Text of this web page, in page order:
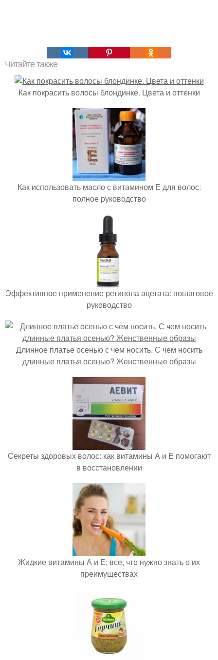
Читайте также
Как покрасить волосы блондинке. Цвета и оттенки
Как использовать масло с витамином Е для волос:
полное руководство
Эффективное применение ретинола ацетата: пошаговое
руководство
Длинное платье осенью с чем носить. С чем носить
длинные платья осенью? Женственные образы
Секреты здоровых волос: как витамины А и Е помогают
в восстановлении
Жидкие витамины А и Е: все, что нужно знать о их
преимуществах